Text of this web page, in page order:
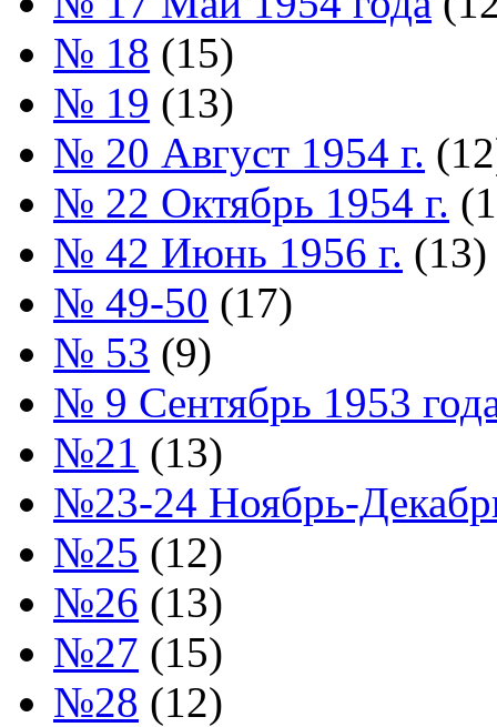
№ 18 (15)
№ 19 (13)
№ 20 Август 1954 г.
№ 22 Октябрь 1954 г.
№ 42 Июнь 1956 г. (13)
№ 49-50 (17)
№ 53 (9)
№ 9 Сентябрь 1953
№21 (13)
№23-24 Ноябрь-
№25 (12)
№26 (13)
№27 (15)
№28 (12)